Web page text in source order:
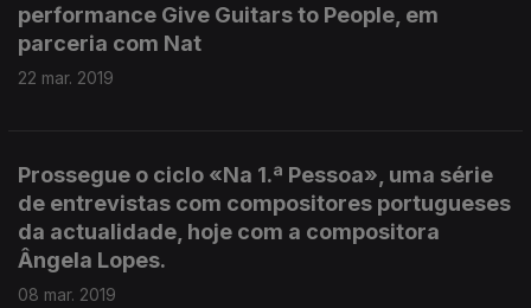
performance Give Guitars to People, em
parceria com Nat
22 mar. 2019
Prossegue o ciclo «Na 1.ª Pessoa», uma série
de entrevistas com compositores portugueses
da actualidade, hoje com a compositora
Ângela Lopes.
08 mar. 2019